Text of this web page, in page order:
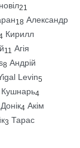
21
18 Александр
Кирилл
11 Агія
8 Андрій
Levin5
4
4 Акім
3 Тарас